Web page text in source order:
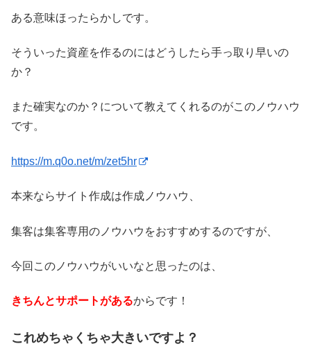
ある意味ほったらかしです。
そういった資産を作るのにはどうしたら手っ取り早いの
か？
また確実なのか？について教えてくれるのがこのノウハウ
です。
https://m.q0o.net/m/zet5hr
本来ならサイト作成は作成ノウハウ、
集客は集客専用のノウハウをおすすめするのですが、
今回このノウハウがいいなと思ったのは、
きちんとサポートがあるからです！
これめちゃくちゃ大きいですよ？